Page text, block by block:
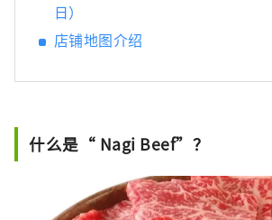
日）
店铺地图介绍
什么是“ Nagi Beef”？